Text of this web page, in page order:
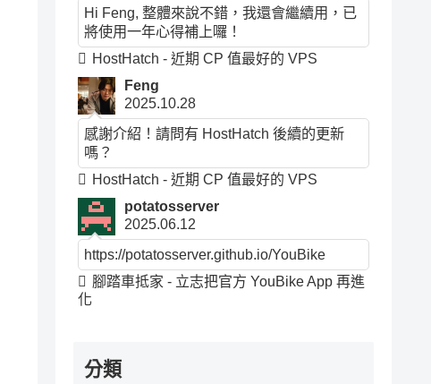
Hi Feng, 整體來說不錯，我還會繼續用，已
將使用一年心得補上囉！
HostHatch - 近期 CP 值最好的 VPS
Feng
2025.10.28
感謝介紹！請問有 HostHatch 後續的更新
嗎？
HostHatch - 近期 CP 值最好的 VPS
potatosserver
2025.06.12
https://potatosserver.github.io/YouBike
腳踏車抵家 - 立志把官方 YouBike App 再進
化
分類